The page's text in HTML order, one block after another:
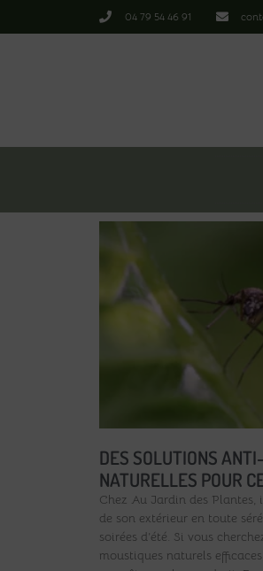
04 79 54 46 91
DES SOLUTIONS
NATURELLES POUR
Chez Au Jardin des
de son extérieur en toute
soirées d’été. Si vous
moustiques naturels